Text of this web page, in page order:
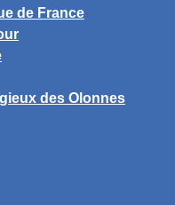
de France
des Olonnes